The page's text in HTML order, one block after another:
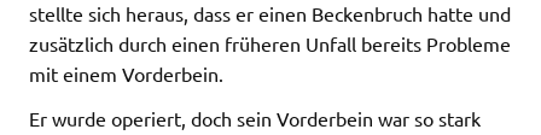
stellte sich heraus, dass er einen Beckenbruch hatte und
zusätzlich durch einen früheren Unfall bereits Probleme
mit einem Vorderbein.
Er wurde operiert, doch sein Vorderbein war so stark